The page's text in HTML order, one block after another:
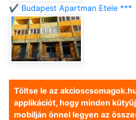
✔️ Budapest Apartman Etele ***
Töltse le az
applikációt, hogy minden
mobilján önnel legyen az